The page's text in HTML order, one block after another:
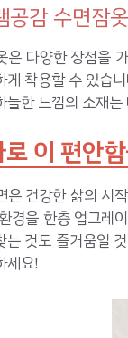
공감 수면잠
은 다양한 장점을
게 착용할 수 있습
늘한 느낌의 소재
이 편안
은 건강한 삶의 시
경을 한층 업그레
는 것도 즐거움일
세요!